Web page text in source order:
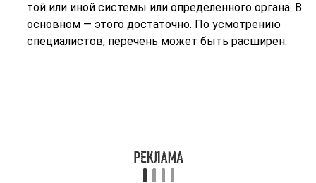
той или иной системы или определенного органа. В
основном — этого достаточно. По усмотрению
специалистов, перечень может быть расширен.
Все отклонения однозначно нужно тщательно